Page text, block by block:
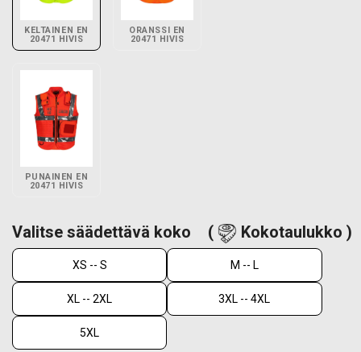
KELTAINEN EN
20471 HIVIS
ORANSSI EN
20471 HIVIS
PUNAINEN EN
20471 HIVIS
Valitse säädettävä koko ( Kokotaulukko )
XS -- S M -- L
XL -- 2XL 3XL -- 4XL
5XL